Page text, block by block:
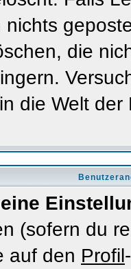
nichts
die
die Welt der
(sofern du
auf den Profil